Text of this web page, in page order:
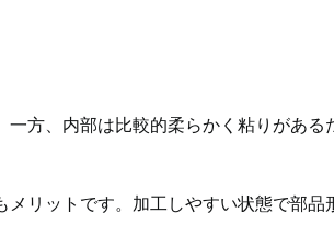
方、内部は比較的柔らかく粘りがある
リットです。加工しやすい状態で部品